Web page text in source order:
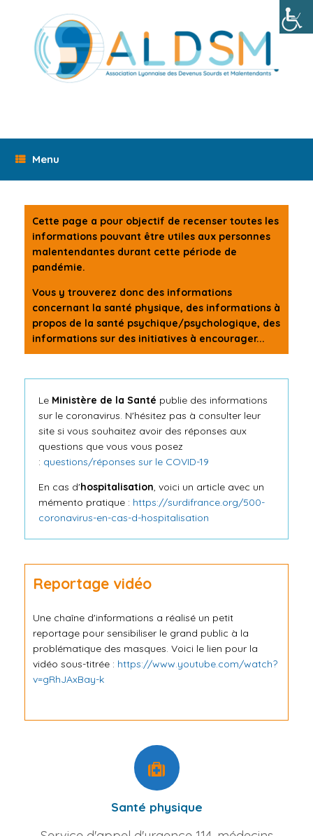
Menu
Cette page a pour objectif de recenser toutes les
informations pouvant être utiles aux personnes
malentendantes durant cette période de
pandémie.
Vous y trouverez donc des informations
concernant la santé physique, des informations à
propos de la santé psychique/psychologique, des
informations sur des initiatives à encourager...
Le Ministère de la Santé publie des informations
sur le coronavirus. N'hésitez pas à consulter leur
site si vous souhaitez avoir des réponses aux
questions que vous vous posez
: questions/réponses sur le COVID-19
En cas d'hospitalisation, voici un article avec un
mémento pratique : https://surdifrance.org/500-
coronavirus-en-cas-d-hospitalisation
Reportage vidéo
Une chaîne d'informations a réalisé un petit
reportage pour sensibiliser le grand public à la
problématique des masques. Voici le lien pour la
vidéo sous-titrée : https://www.youtube.com/watch?
v=gRhJAxBay-k
Santé physique